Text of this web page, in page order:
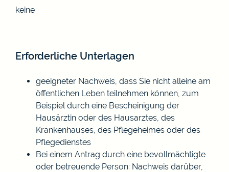
keine
Erforderliche Unterlagen
geeigneter Nachweis, dass Sie nicht alleine am
öffentlichen Leben teilnehmen können, zum
Beispiel durch eine Bescheinigung der
Hausärztin oder des Hausarztes, des
Krankenhauses, des Pflegeheimes oder des
Pflegedienstes
Bei einem Antrag durch eine bevollmächtigte
oder betreuende Person: Nachweis darüber,